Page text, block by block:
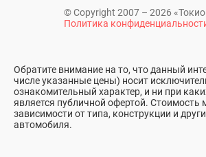
© Copyright 2007 – 2026
Политика
Обратите внимание на то, что данный
числе указанные цены) носит
ознакомительный характер, и ни при
является публичной офертой. Стоимость
зависимости от типа, конструкции и
автомобиля.